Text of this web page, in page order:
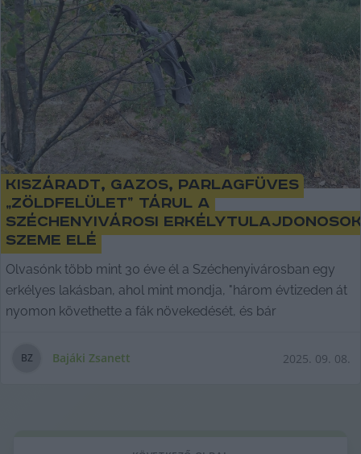
Kiszáradt, gazos, parlagfüves
„zöldfelület” tárul a
széchenyivárosi
szeme elé
Olvasónk több mint 30 éve él a Széchenyivárosban egy
erkélyes lakásban, ahol mint mondja, "három évtizeden át
nyomon követhette a fák növekedését, és bár
BZ Bajáki Zsanett 2025. 09. 08.